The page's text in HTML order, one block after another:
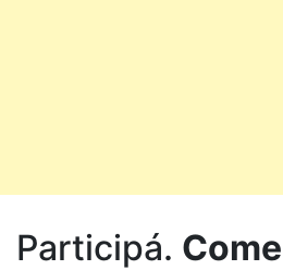
Participá.